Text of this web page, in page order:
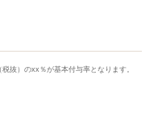
抜）のxx％が基本付与率となります。